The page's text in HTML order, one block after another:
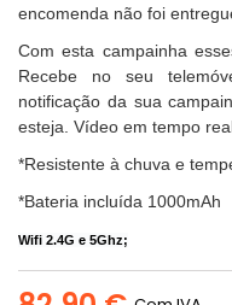
encomenda não foi
Com esta campainha
Recebe no seu
notificação da sua
esteja. Vídeo em tempo
*Resistente à chuva e
*Bateria incluída 1000mAh
Wifi 2.4G e 5Ghz;